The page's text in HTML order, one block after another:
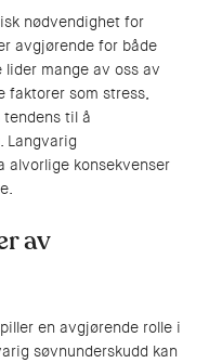
nødvendighet for
avgjørende for både
lider mange av oss av
faktorer som stress,
til å
Langvarig
alvorlige konsekvenser
av
en avgjørende rolle i
søvnunderskudd kan